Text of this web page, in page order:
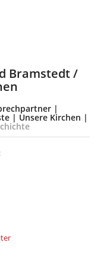
Bramstedt /
|
| Unsere Kirchen |